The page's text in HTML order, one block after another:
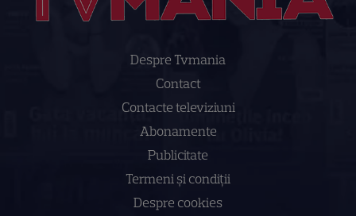
Despre Tvmania
Contact
Contacte televiziuni
Abonamente
Publicitate
Termeni și condiții
Despre cookies